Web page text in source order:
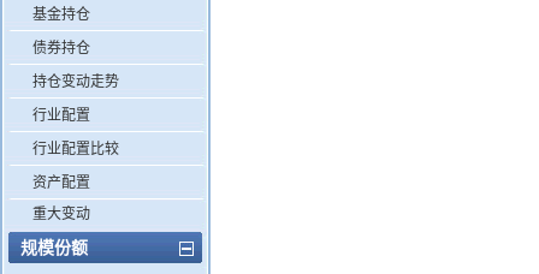
基金持仓
债券持仓
持仓变动走势
行业配置
行业配置比较
资产配置
重大变动
规模份额